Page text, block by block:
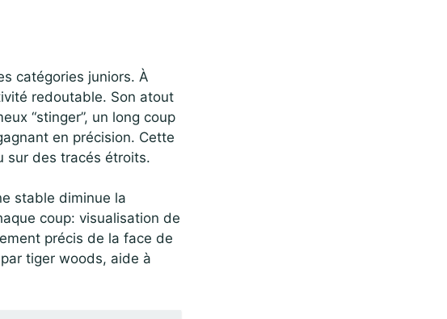
catégories juniors. À
redoutable. Son atout
“stinger”, un long coup
en précision. Cette
sur des tracés étroits.
stable diminue la
coup: visualisation de
précis de la face de
tiger woods, aide à